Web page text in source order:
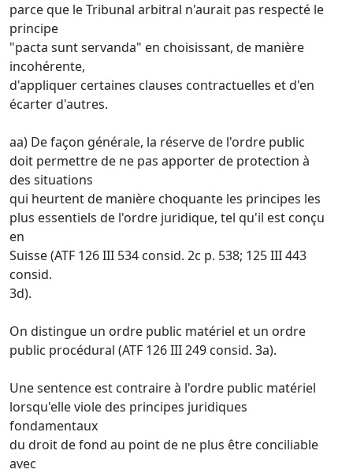
parce que le Tribunal arbitral n'aurait pas respecté le
principe
"pacta sunt servanda" en choisissant, de manière
incohérente,
d'appliquer certaines clauses contractuelles et d'en
écarter d'autres.
aa) De façon générale, la réserve de l'ordre public
doit permettre de ne pas apporter de protection à
des situations
qui heurtent de manière choquante les principes les
plus essentiels de l'ordre juridique, tel qu'il est conçu
en
Suisse (ATF 126 III 534 consid. 2c p. 538; 125 III 443
consid.
3d).
On distingue un ordre public matériel et un ordre
public procédural (ATF 126 III 249 consid. 3a).
Une sentence est contraire à l'ordre public matériel
lorsqu'elle viole des principes juridiques
fondamentaux
du droit de fond au point de ne plus être conciliable
avec